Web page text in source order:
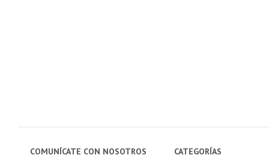
COMUNÍCATE CON NOSOTROS CATEGORÍAS